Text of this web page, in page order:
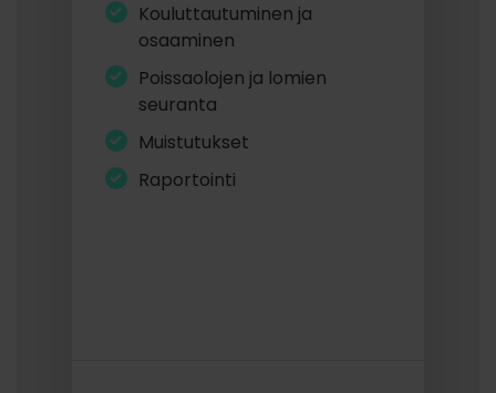
Kouluttautuminen ja
osaaminen
Poissaolojen ja lomien
seuranta
Muistutukset
Raportointi